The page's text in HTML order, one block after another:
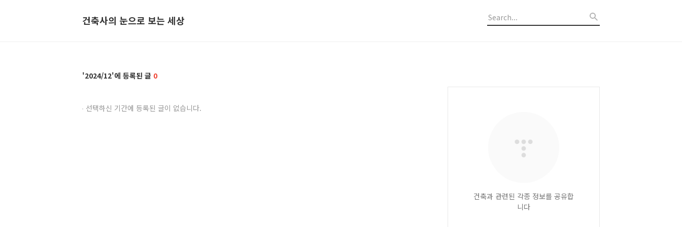
건축사의 눈으로 보는 세상
2024/12 0
선택하신 기간에 등록된 글이 없습니다.
건축과 관련된 각종 정보를 공유합
니다